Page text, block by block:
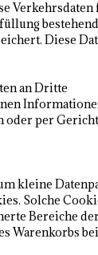
Diese
an Dritte
per
kleine
Solche
Bereiche
Warenkorbs